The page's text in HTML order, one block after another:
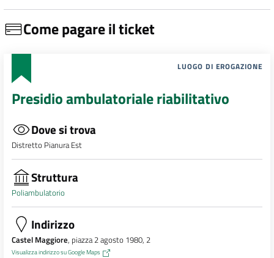
Come pagare il ticket
LUOGO DI EROGAZIONE
Presidio ambulatoriale riabilitativo
Dove si trova
Distretto Pianura Est
Struttura
Poliambulatorio
Indirizzo
Castel Maggiore, piazza 2 agosto 1980, 2
Visualizza indirizzo su Google Maps